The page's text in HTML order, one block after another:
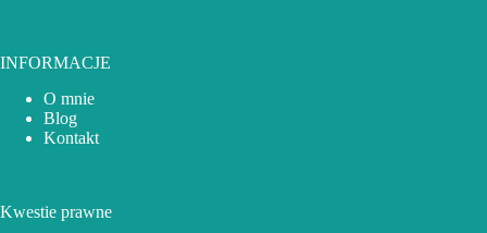
INFORMACJE
O mnie
Blog
Kontakt
Kwestie prawne